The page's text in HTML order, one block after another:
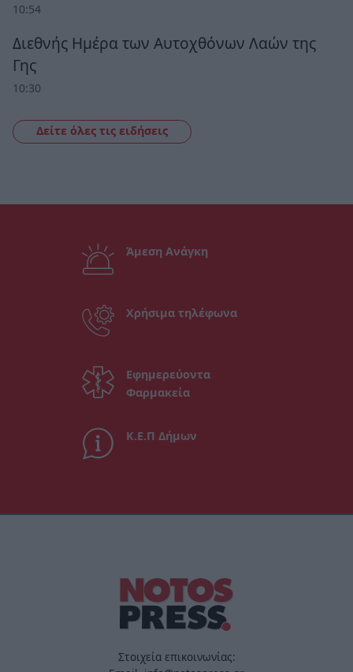
10:54
Διεθνής Ημέρα των Αυτοχθόνων Λαών της
Γης
10:30
Δείτε όλες τις ειδήσεις
Άμεση Ανάγκη
Χρήσιμα τηλέφωνα
Εφημερεύοντα
Φαρμακεία
Κ.Ε.Π Δήμων
Στοιχεία επικοινωνίας: